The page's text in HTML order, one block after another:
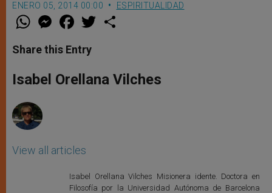
ENERO 05, 2014 00:00 ESPIRITUALIDAD
W
t
s
p
p
M
e
s
e
g
e
F
a
e
b
o
k
w
r
Share this Entry
Isabel Orellana Vilches
View all articles
Isabel Orellana Vilches Misionera idente. Doctora en
Filosofía por la Universidad Autónoma de Barcelona